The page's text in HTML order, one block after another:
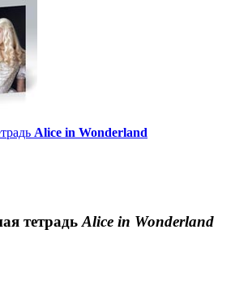
Alice in Wonderland
тетрадь Alice in Wonderland